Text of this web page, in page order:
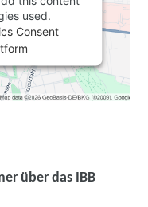
used.
Consent
über das IBB